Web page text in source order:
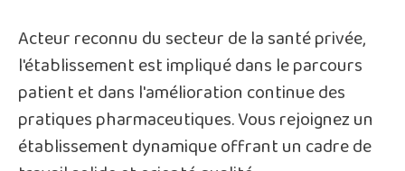
Acteur reconnu du secteur de la santé privée,
l'établissement est impliqué dans le parcours
patient et dans l'amélioration continue des
pratiques pharmaceutiques. Vous rejoignez un
établissement dynamique offrant un cadre de